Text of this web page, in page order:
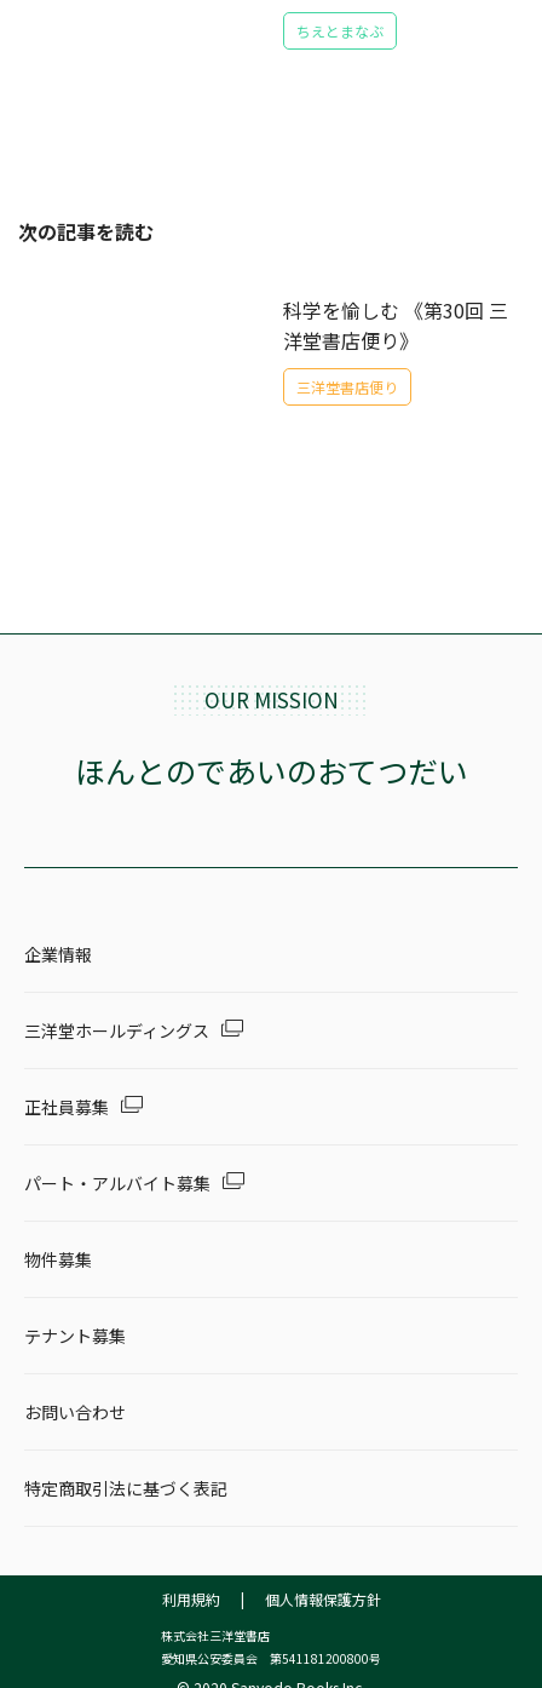
ちえとまなぶ
次の記事を読む
科学を愉しむ 《第30回 三
洋堂書店便り》
三洋堂書店便り
OUR MISSION
ほんとのであいのおてつだい
企業情報
三洋堂ホールディングス
正社員募集
パート・アルバイト募集
物件募集
テナント募集
お問い合わせ
特定商取引法に基づく表記
利用規約 | 個人情報保護方針
株式会社三洋堂書店
愛知県公安委員会 第541181200800号